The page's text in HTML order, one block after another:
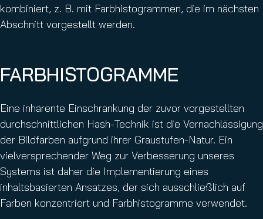
kombiniert, z. B. mit Farbhistogrammen, die im nächsten
Abschnitt vorgestellt werden.
FARBHISTOGRAMME
Eine inhärente Einschränkung der zuvor vorgestellten
durchschnittlichen Hash-Technik ist die Vernachlässigung
der Bildfarben aufgrund ihrer Graustufen-Natur. Ein
vielversprechender Weg zur Verbesserung unseres
Systems ist daher die Implementierung eines
inhaltsbasierten Ansatzes, der sich ausschließlich auf
Farben konzentriert und Farbhistogramme verwendet.